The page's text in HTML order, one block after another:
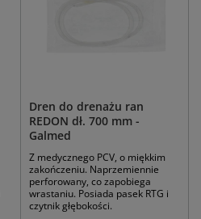
Dren do drenażu ran
REDON dł. 700 mm -
Galmed
Z medycznego PCV, o miękkim
zakończeniu. Naprzemiennie
perforowany, co zapobiega
wrastaniu. Posiada pasek RTG i
czytnik głębokości.